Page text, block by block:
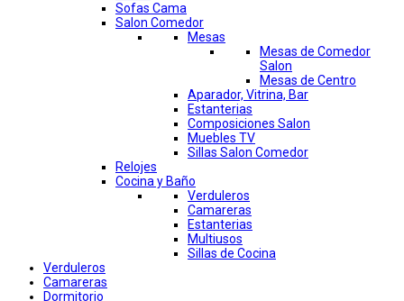
Sofas Cama
Salon Comedor
Mesas
Mesas de Comedor
Salon
Mesas de Centro
Aparador, Vitrina, Bar
Estanterias
Composiciones Salon
Muebles TV
Sillas Salon Comedor
Relojes
Cocina y Baño
Verduleros
Camareras
Estanterias
Multiusos
Sillas de Cocina
Verduleros
Camareras
Dormitorio